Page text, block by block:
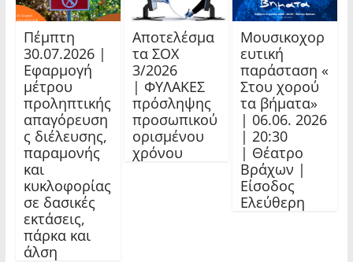
Πέμπτη
30.07.2026 |
Εφαρμογή
μέτρου
προληπτικής
απαγόρευση
ς διέλευσης,
παραμονής
και
κυκλοφορίας
σε δασικές
εκτάσεις,
πάρκα και
άλση
Αποτελέσμα
τα ΣΟΧ
3/2026
| ΦΥΛΑΚΕΣ
πρόσληψης
προσωπικού
ορισμένου
χρόνου
Μουσικοχορ
ευτική
παράσταση «
Στου χορού
τα βήματα»
| 06.06. 2026
| 20:30
| Θέατρο
Βράχων |
Είσοδος
Ελεύθερη